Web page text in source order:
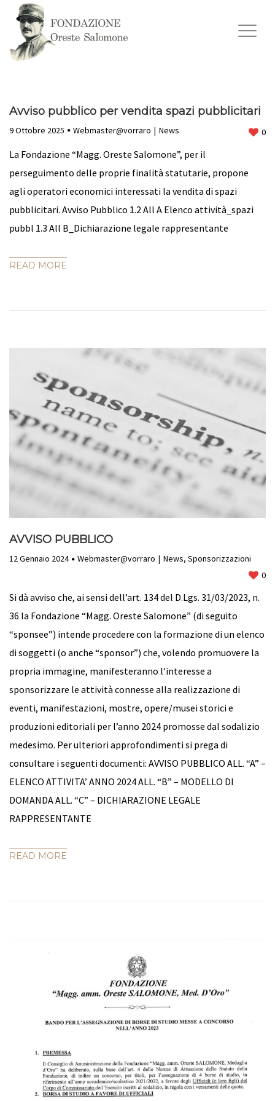
Avviso pubblico per vendita spazi pubblicitari
9 Ottobre 2025 Webmaster@vorraro News 0
La Fondazione “Magg. Oreste Salomone”, per il
perseguimento delle proprie finalità statutarie, propone
agli operatori economici interessati la vendita di spazi
pubblicitari. Avviso Pubblico 1.2 All A Elenco attività_spazi
pubbl 1.3 All B_Dichiarazione legale rappresentante
READ MORE
AVVISO PUBBLICO
12 Gennaio 2024 Webmaster@vorraro News, Sponsorizzazioni
0
Si dà avviso che, ai sensi dell’art. 134 del D.Lgs. 31/03/2023, n.
36 la Fondazione “Magg. Oreste Salomone” (di seguito
“sponsee”) intende procedere con la formazione di un elenco
di soggetti (o anche “sponsor”) che, volendo promuovere la
propria immagine, manifesteranno l’interesse a
sponsorizzare le attività connesse alla realizzazione di
eventi, manifestazioni, mostre, opere/musei storici e
produzioni editoriali per l’anno 2024 promosse dal sodalizio
medesimo. Per ulteriori approfondimenti si prega di
consultare i seguenti documenti: AVVISO PUBBLICO ALL. “A” –
ELENCO ATTIVITA’ ANNO 2024 ALL. “B” – MODELLO DI
DOMANDA ALL. “C” – DICHIARAZIONE LEGALE
RAPPRESENTANTE
READ MORE